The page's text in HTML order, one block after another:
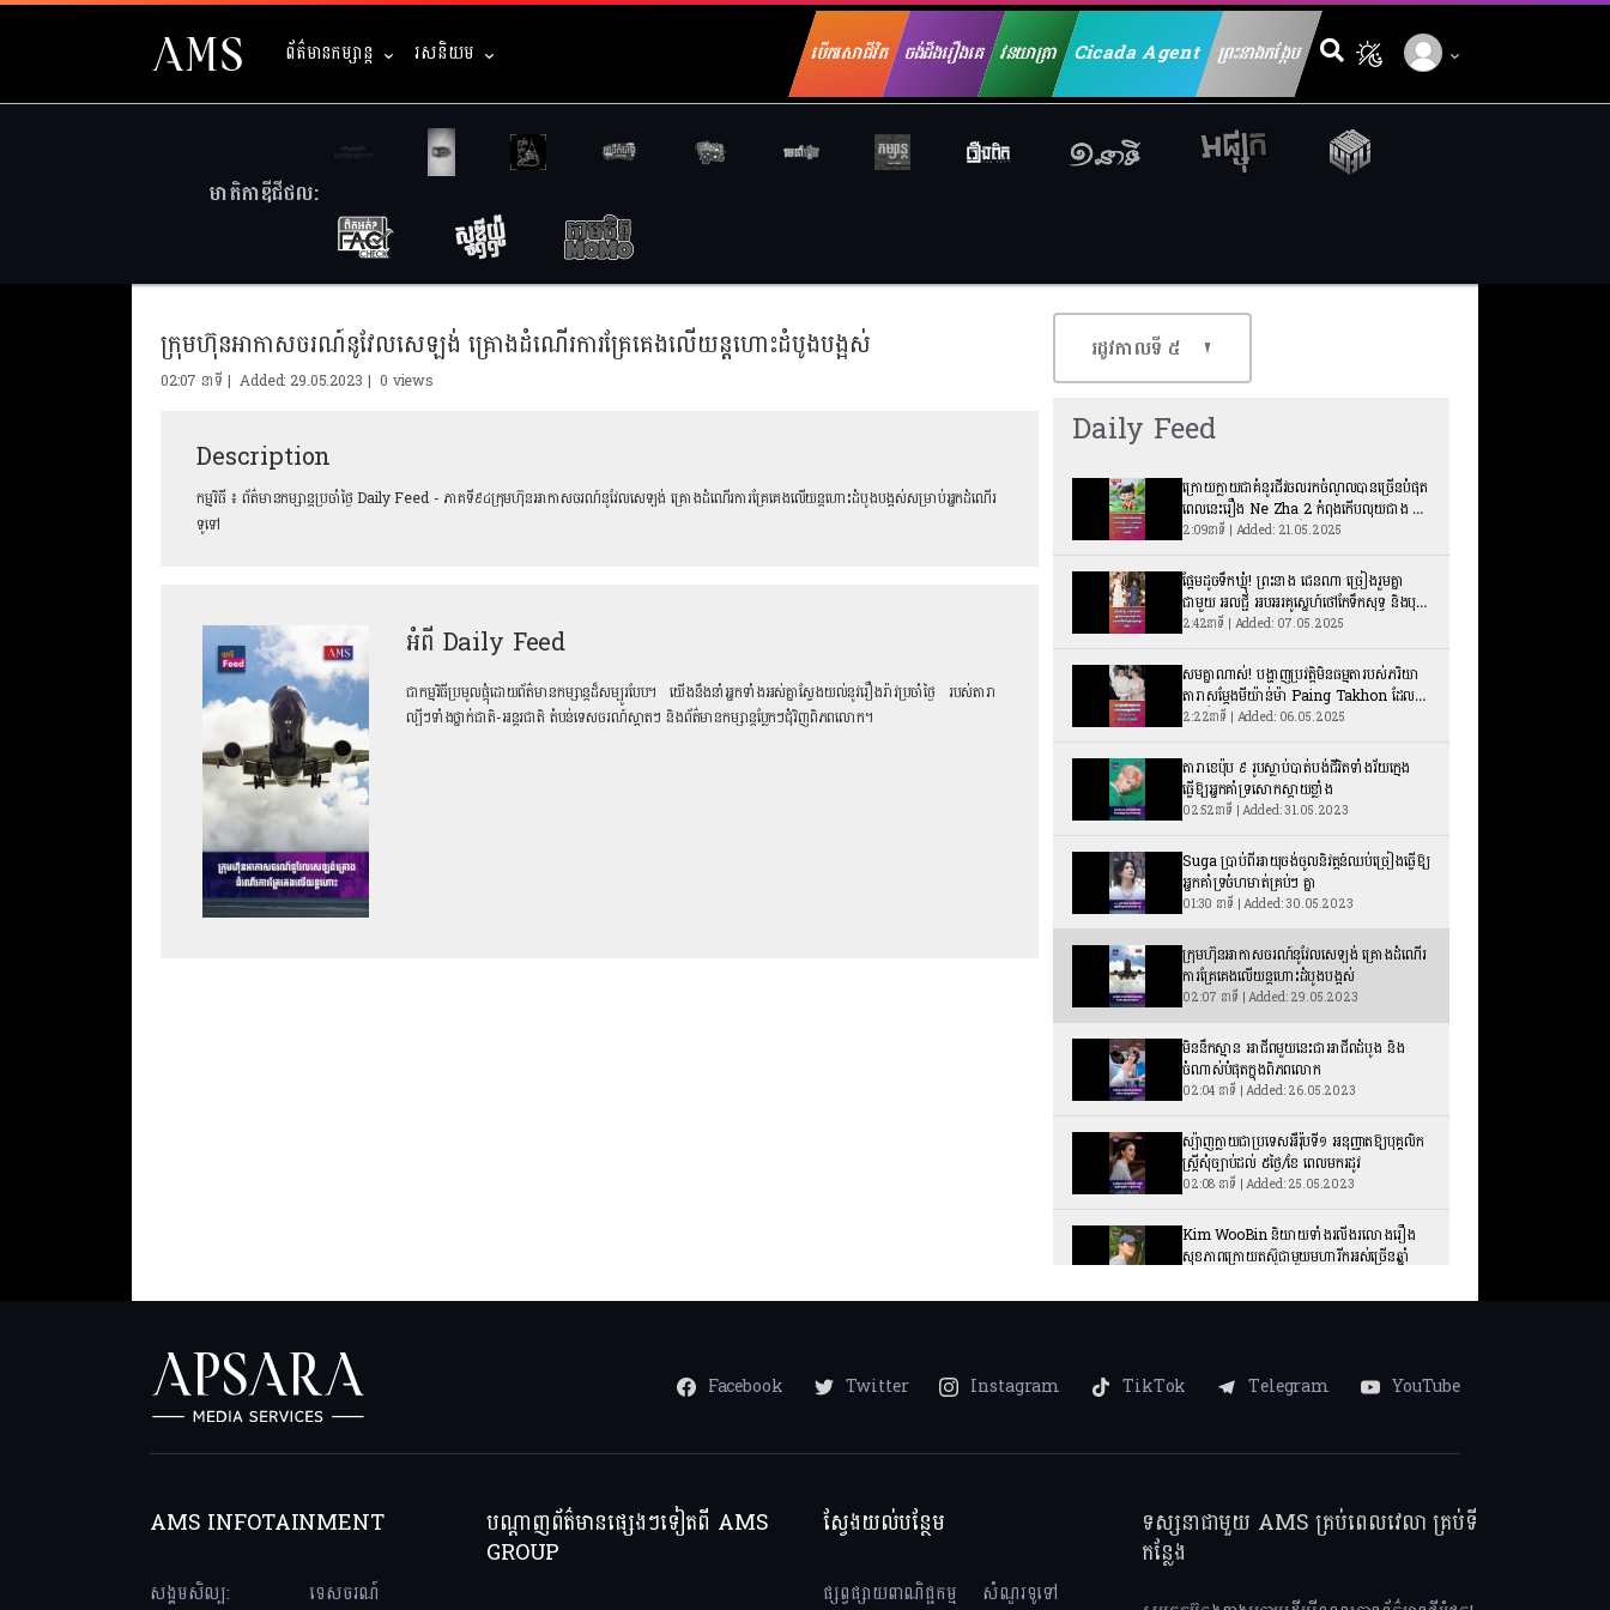
ព័ត៌មានកម្សាន្ត រសនិយម បើកសោជីវិត ចង់ដឹងរឿងគេ វនយាត្រាCicada Agentព្រះនាងកង្កែប Search for:
មាតិកាឌីជីថល:
ក្រុមហ៊ុនអាកាសចរណ៍នូវែលសេឡង់ គ្រោងដំណើរការគ្រែគេងលើយន្តហោះដំបូងបង្អស់
02:07 នាទី | Added: 29.05.2023 |0 views
Description
កម្មវិធី ៖ ព័ត៌មានកម្សាន្ដប្រចាំថ្ងៃ Daily Feed - ភាគទី៩៤ក្រុមហ៊ុនអាកាសចរណ៍នូវែលសេឡង់ គ្រោងដំណើរការគ្រែគេងលើយន្តហោះដំបូងបង្អស់សម្រាប់អ្នកដំណើរ
ទូទៅ
អំពី Daily Feed
ជាកម្មវិធីប្រមូលផ្ដុំដោយព័ត៌មានកម្សាន្តដ៏សម្បូរបែប។ យើងនឹងនាំអ្នកទាំងអស់គ្នាស្វែងយល់នូវរឿងរ៉ាវប្រចាំថ្ងៃ របស់តារា
ល្បីៗទាំងថ្នាក់ជាតិ-អន្តរជាតិ តំបន់ទេសចរណ៍ស្អាតៗ និង​ព័ត៌មានកម្សាន្តប្លែកៗជុំវិញពិភពលោក។
រដូវកាលទី​ ៥
Daily Feed
ក្រោយក្លាយជាគំនូរជីវចលរកចំណូលបានច្រើនបំផុត
ពេលនេះរឿង Ne Zha 2 កំពុងកើបលុយជាង ៤២
លានដុល្លារពីការលក់គ្រឿងអនុស្សាវរីយ៍
2:09នាទី | Added: 21.05.2025
ផ្អែមដូចទឹកឃ្មុំ! ព្រះនាង ជេនណា ច្រៀងរួមគ្នា
ជាមួយ អលជ្ជី អបអរគូស្នេហ៍ថៅកែទឹកសុទ្ធ និងបុត្រី
សម្ដេចក្រុមព្រះ
2:42នាទី | Added: 07.05.2025
សមគ្នាណាស់! បង្ហាញប្រវត្តិមិនធម្មតារបស់ភរិយា
តារាសម្ដែងមីយ៉ាន់ម៉ា Paing Takhon ដែល
ទើបរៀបការថ្មីៗ
2:22នាទី | Added: 06.05.2025
តារាខេប៉ុប ៩ រូបស្លាប់បាត់បង់ជីវិតទាំងវ័យក្មេង
ធ្វើឱ្យអ្នកគាំទ្រសោកស្ដាយខ្លាំង
02:52នាទី | Added: 31.05.2023
Suga ប្រាប់ពីអាយុចង់ចូលនិវត្ដន៍ឈប់ច្រៀងធ្វើឱ្យ
អ្នកគាំទ្រចំហមាត់គ្រប់ៗ គ្នា
01:30 នាទី | Added: 30.05.2023
ក្រុមហ៊ុនអាកាសចរណ៍នូវែលសេឡង់ គ្រោងដំណើរ
ការគ្រែគេងលើយន្តហោះដំបូងបង្អស់
02:07 នាទី | Added: 29.05.2023
មិននឹកស្មាន អាជីពមួយនេះជាអាជីពដំបូង និង
ចំណាស់បំផុតក្នុងពិភពលោក
02:04 នាទី | Added: 26.05.2023
ស្ប៉ាញក្លាយជាប្រទេសអឺរ៉ុបទី១ អនុញ្ញាតឱ្យបុគ្គលិក
ស្ត្រីសុំច្បាប់ដល់ ៥ថ្ងៃ/ខែ ពេលមករដូវ
02:08 នាទី | Added: 25.05.2023
Kim WooBin និយាយទាំងរលីងរលោងរឿង
សុខភាពក្រោយតស៊ូជាមួយមហារីកអស់ច្រើនឆ្នាំ
ឪពុកតែ១ តែកូនប្រុសស្រី របស់ ឈិន ឡុង មាន
វាសនាខុសគ្នាដូចមេឃនិងដី
03:41 នាទី | Added: 19.05.2023
Facebook Twitter Instagram TikTok Telegram YouTube
AMS INFOTAINMENT
សង្គមសិល្ប: ទេសចរណ៍
បណ្តាញព័ត៌មានផ្សេងៗទៀតពី AMS
GROUP
ស្វែងយល់បន្ថែម
ផ្សព្វផ្សាយពាណិជ្ជកម្ម សំណួរទូទៅ
ទស្សនាជាមួយ AMS គ្រប់ពេលវេលា គ្រប់ទី
កន្លែង